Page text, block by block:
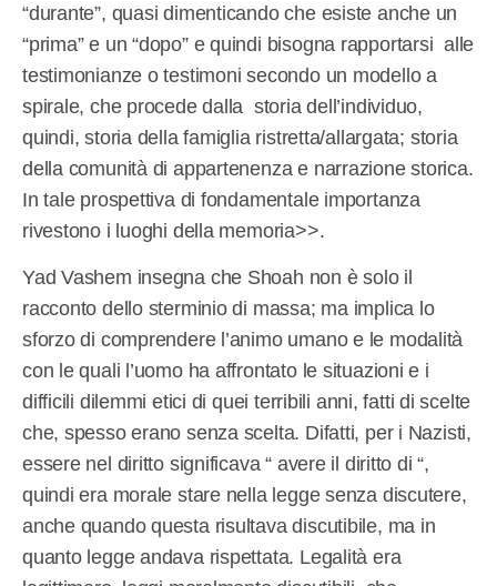
“durante”, quasi dimenticando che esiste anche un
“prima” e un “dopo” e quindi bisogna rapportarsi alle
testimonianze o testimoni secondo un modello a
spirale, che procede dalla storia dell’individuo,
quindi, storia della famiglia ristretta/allargata; storia
della comunità di appartenenza e narrazione storica.
In tale prospettiva di fondamentale importanza
rivestono i luoghi della memoria>>.
Yad Vashem insegna che Shoah non è solo il
racconto dello sterminio di massa; ma implica lo
sforzo di comprendere l’animo umano e le modalità
con le quali l’uomo ha affrontato le situazioni e i
difficili dilemmi etici di quei terribili anni, fatti di scelte
che, spesso erano senza scelta. Difatti, per i Nazisti,
essere nel diritto significava “ avere il diritto di “,
quindi era morale stare nella legge senza discutere,
anche quando questa risultava discutibile, ma in
quanto legge andava rispettata. Legalità era